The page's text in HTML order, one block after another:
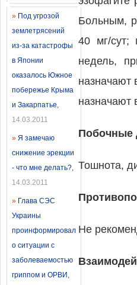
» Под угрозой
землетрясений
из-за катастрофы
в Японии
оказалось Южное
побережье Крыма
и Закарпатье,
14.03.2011
» Я замечаю
снижение эрекции
- что мне делать?,
14.03.2011
» Глава СЭС
Украины
проинформировал
о ситуации с
заболеваемостью
гриппом и ОРВИ ,
Больным,
40 мг/сут;
недель,
назначают
назначают
Побочные
Тошнота,
Не